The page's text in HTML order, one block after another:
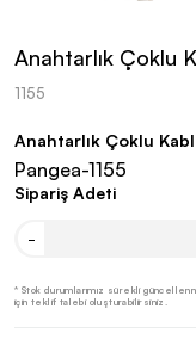
Anahtarlık Çoklu
1155
Anahtarlık Çoklu
Pangea-1155
Sipariş Adeti
-
* Stok durumlarımız sürekli
için teklif talebi oluşturabilirsiniz.